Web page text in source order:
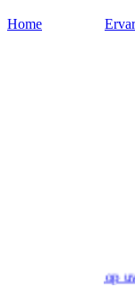
Home
op uw